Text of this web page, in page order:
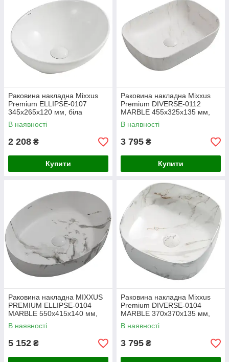
Раковина накладна Mixxus
Premium ELLIPSE-0107
345х265х120 мм, біла
(MP6525)
В наявності
2 208 ₴
Купити
Раковина накладна Mixxus
Premium DIVERSE-0112
MARBLE 455x325x135 мм,
білий мармур (MP6543)
В наявності
3 795 ₴
Купити
Раковина накладна MIXXUS
PREMIUM ELLIPSE-0104
MARBLE 550х415х140 мм,
овальна мармурова глянцева
поверхня
В наявності
5 152 ₴
Раковина накладна Mixxus
Premium DIVERSE-0104
MARBLE 370х370х135 мм,
квадратна, мармуровий колір
(MP6537)
В наявності
3 795 ₴